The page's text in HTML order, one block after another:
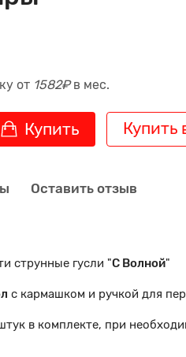
от 1582₽в мес.
Купить Купить
Оставить отзыв
струнные гусли "С Волной"
с кармашком и ручкой для
в комплекте, при